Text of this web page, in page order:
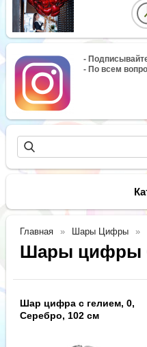
-
- По всем
Главная Шары Цифры
Шары цифры
Шар цифра с гелием, 0,
Серебро, 102 см